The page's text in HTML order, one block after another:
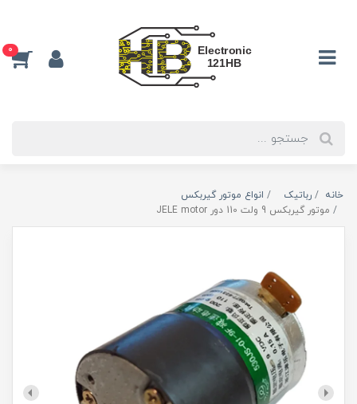
0
خانه رباتیک
انواع موتور گیربکس
موتور گیربکس 9 ولت 110 دور JELE motor